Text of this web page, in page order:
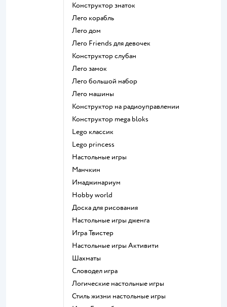
Конструктор знаток
Лего корабль
Лего дом
Лего Friends для девочек
Конструктор слубан
Лего замок
Лего большой набор
Лего машины
Конструктор на радиоуправлении
Конструктор mega bloks
Lego классик
Lego princess
Настольные игры
Манчкин
Имаджинариум
Hobby world
Доска для рисования
Настольные игры дженга
Игра Твистер
Настольные игры Активити
Шахматы
Словодел игра
Логические настольные игры
Стиль жизни настольные игры